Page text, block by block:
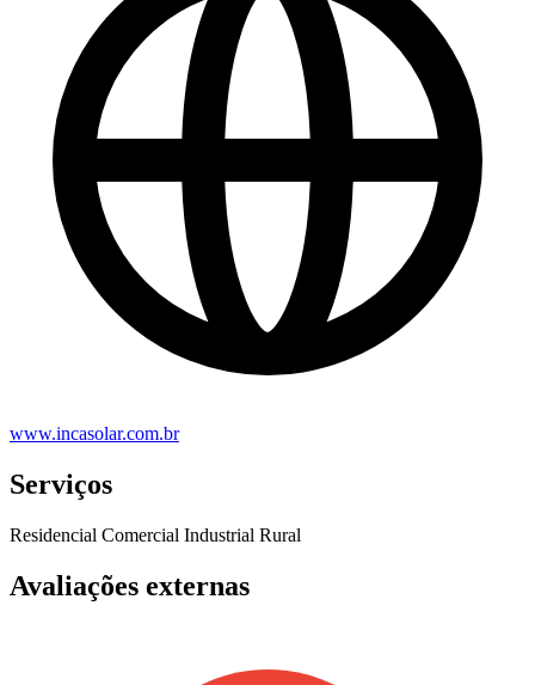
www.incasolar.com.br
Serviços
Residencial Comercial Industrial Rural
Avaliações externas